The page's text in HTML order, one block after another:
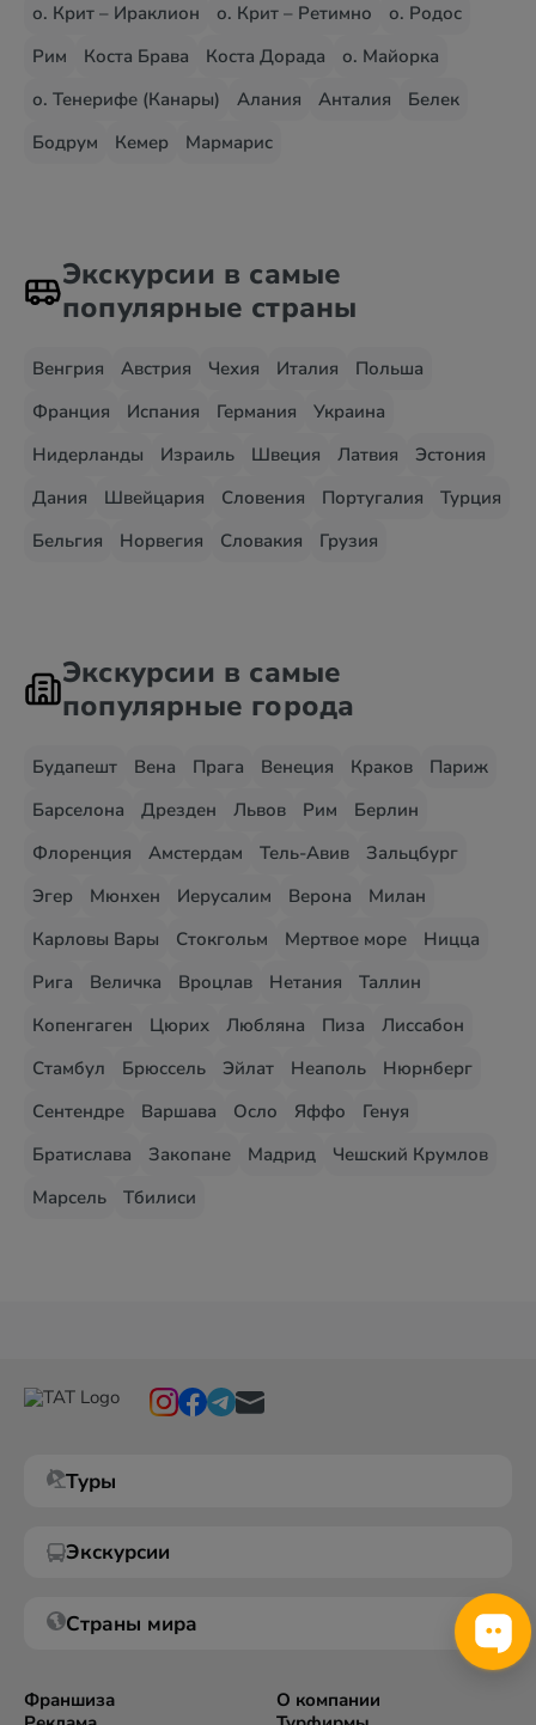
о. Крит – Ираклион
о. Крит – Ретимно
о. Родос
Рим
Коста Брава Коста Дорада
о. Майорка
о. Тенерифе (Канары)
Алания Анталия
Белек
Бодрум
Кемер Мармарис
Экскурсии в самые
популярные страны
Венгрия Австрия Чехия Италия
Польша
Франция
Испания Германия
Украина
Нидерланды
Израиль Швеция Латвия
Эстония
Дания
Швейцария Словения Португалия
Турция
Бельгия
Норвегия Словакия Грузия
Экскурсии в самые
популярные города
Будапешт Вена Прага Венеция Краков
Париж
Барселона
Дрезден Львов Рим
Берлин
Флоренция
Амстердам Тель-Авив
Зальцбург
Эгер
Мюнхен Иерусалим Верона
Милан
Карловы Вары
Стокгольм Мертвое море
Ницца
Рига
Величка Вроцлав Нетания
Таллин
Копенгаген
Цюрих Любляна Пиза
Лиссабон
Стамбул
Брюссель Эйлат Неаполь
Нюрнберг
Сентендре
Варшава Осло Яффо
Генуя
Братислава
Закопане Мадрид
Чешский Крумлов
Марсель
Тбилиси
Туры
Экскурсии
Страны мира
Франшиза
О компании